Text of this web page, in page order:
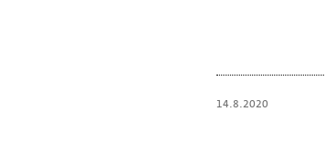
14.8.2020